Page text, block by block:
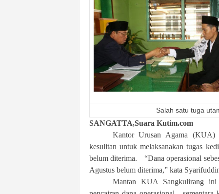
Salah satu tuga
SANGATTA,Suara Kutim.com
Kantor Urusan Agama (KUA)
kesulitan untuk melaksanakan tugas
belum diterima. “Dana operasional
Agustus belum diterima,” kata
Mantan KUA Sangkulirang